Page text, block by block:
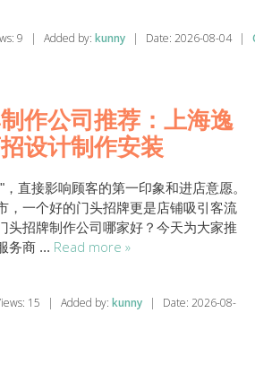
9 | Added by: kunny | Date: 2026-08-04 |
作公司推荐：上海逸
设计制作安装
" ，直接影响顾客的第一印象和进店意愿。
，一个好的门头招牌更是店铺吸引客流
头招牌制作公司哪家好？今天为大家推
务商 ... Read more »
15 | Added by: kunny | Date: 2026-08-